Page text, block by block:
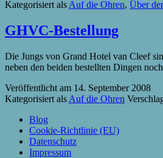
Kategorisiert als Auf die Ohren, Über
GHVC-Bestellung
Die Jungs von Grand Hotel van Cleef
neben den beiden bestellten Dingen
Veröffentlicht am 14. September 2008
Kategorisiert als Auf die Ohren
Blog
Cookie-Richtlinie (EU)
Datenschutz
Impressum